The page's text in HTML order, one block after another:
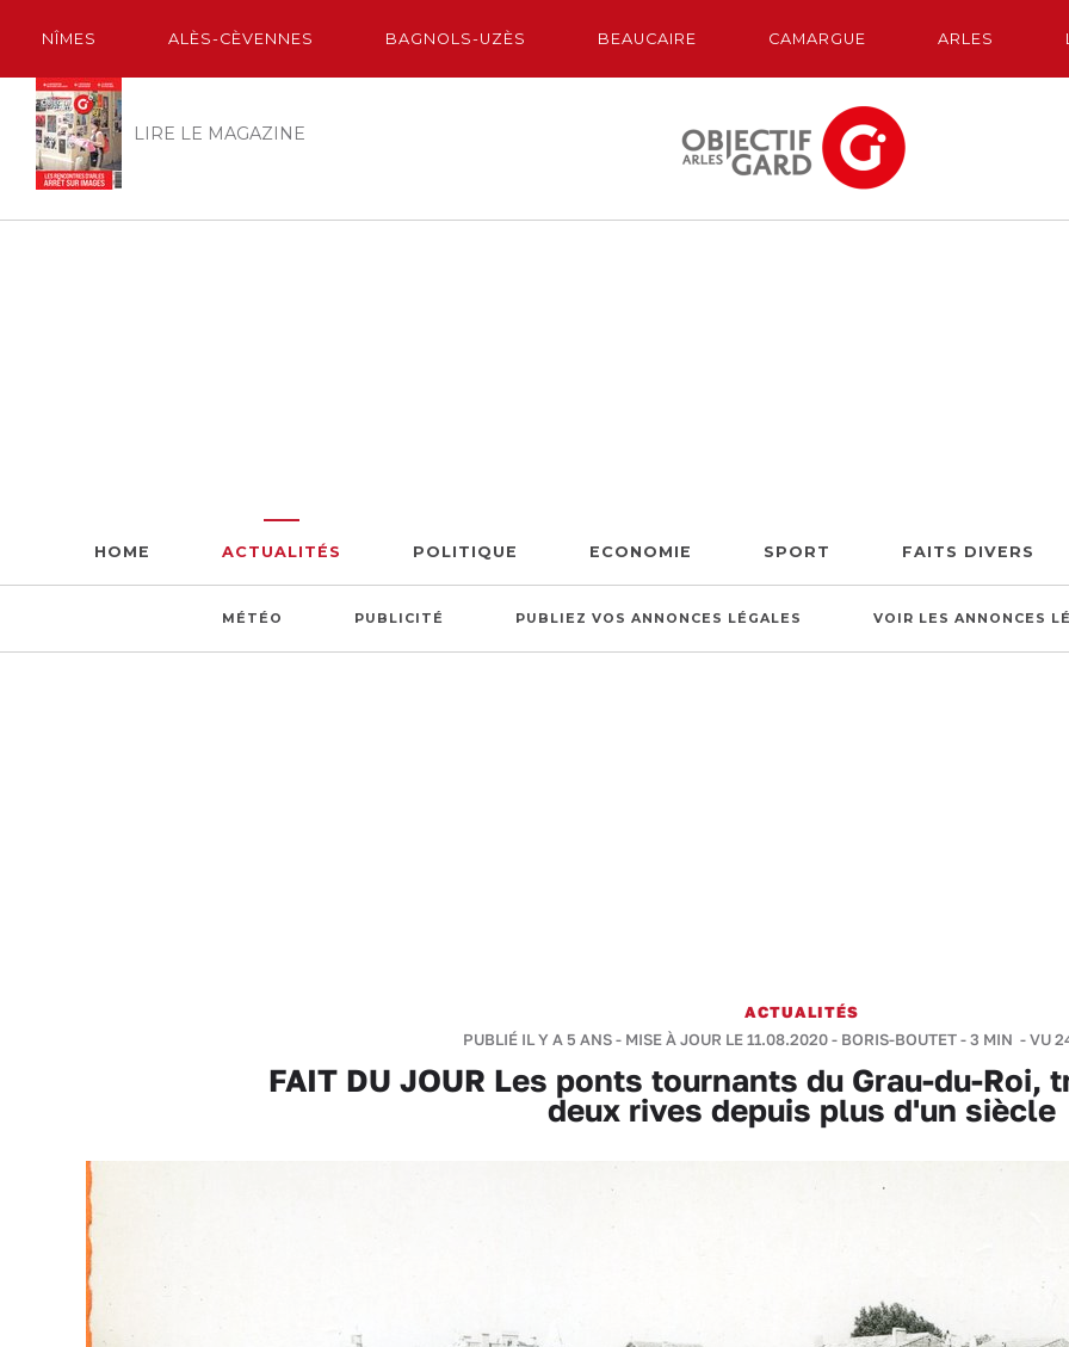
NÎMES ALÈS-CÈVENNES BAGNOLS-UZÈS BEAUCAIRE CAMARGUE ARLES
LIRE LE MAGAZINE
HOME ACTUALITÉS POLITIQUE ECONOMIE SPORT FAITS DIVERS
MÉTÉO PUBLICITÉ PUBLIEZ VOS ANNONCES LÉGALES VOIR LES ANNONCES
ACTUALITÉS
PUBLIÉ IL Y A 5 ANS - MISE À JOUR LE 11.08.2020 - BORIS-BOUTET-3 MIN - VU
FAIT DU JOUR Les ponts tournants du Grau-du-Roi,
deux rives depuis plus d'un siècle